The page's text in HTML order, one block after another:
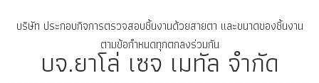
บริษัท ประกอบกิจการตรวจสอบชิ้นงานด้วยสายตา และขนาดของชิ้นงาน
ตามข้อกำหนดทุกตกลงร่วมกัน
บจ.ยาโล่ เซจ เมทัล จำกัด